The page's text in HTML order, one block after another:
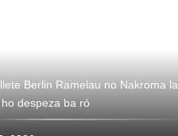
Berlin Ramelau no Nakroma la
despeza ba ró